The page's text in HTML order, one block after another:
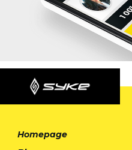
Homepage